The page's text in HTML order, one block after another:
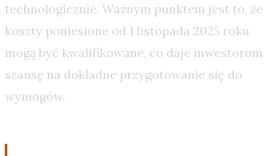
technologicznie. Ważnym punktem jest to, że
koszty poniesione od 1 listopada 2025 roku
mogą być kwalifikowane, co daje inwestorom
szansę na dokładne przygotowanie się do
wymogów.